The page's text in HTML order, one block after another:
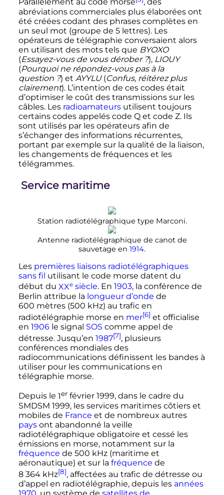
Parallèlement au code morse
, des
abréviations commerciales plus élaborées ont
été créées codant des phrases complètes en
un seul mot (groupe de 5 lettres). Les
opérateurs de télégraphie conversaient alors
en utilisant des mots tels que BYOXO
(Essayez-vous de vous dérober ?), LIOUY
(Pourquoi ne répondez-vous pas à la
question ?) et AYYLU(Confus, réitérez plus
clairement). L’intention de ces codes était
d’optimiser le coût des transmissions sur les
câbles. Les radioamateursutilisent toujours
certains codes appelés code Qet code Z. Ils
sont utilisés par les opérateurs afin de
s’échanger des informations récurrentes,
portant par exemple sur la qualité de la liaison,
les changements de fréquences et les
télégrammes.
Service maritime
Station radiotélégraphique type Marconi.
Antenne radiotélégraphique de canot de
sauvetage en 1914.
Les premières liaisons radiotélégraphiques
sans fil utilisant le code morse datent du
début du XXesiècle. En 1903, la conférence de
Berlin attribue la longueur d’onde de
600 mètres(500 kHz) au trafic en
radiotélégraphie morse en mer[6] et officialise
en 1906le signal SOS comme appel de
détresse. Jusqu’en 1987[7], plusieurs
conférences mondiales des
radiocommunications définissent les bandes à
utiliser pour les communications en
télégraphie morse.
Depuis le 1erfévrier 1999, dans le cadre du
SMDSM 1999, les services maritimes côtiers et
mobiles de France et de nombreux autres
paysont abandonné la veille
radiotélégraphique obligatoire et cessé les
émissions en morse, notamment sur la
fréquence de 500 kHz(maritime et
aéronautique) et sur la fréquence de
8 364 kHz[8], affectées au trafic de détresse ou
d’appel en radiotélégraphie, depuis les années